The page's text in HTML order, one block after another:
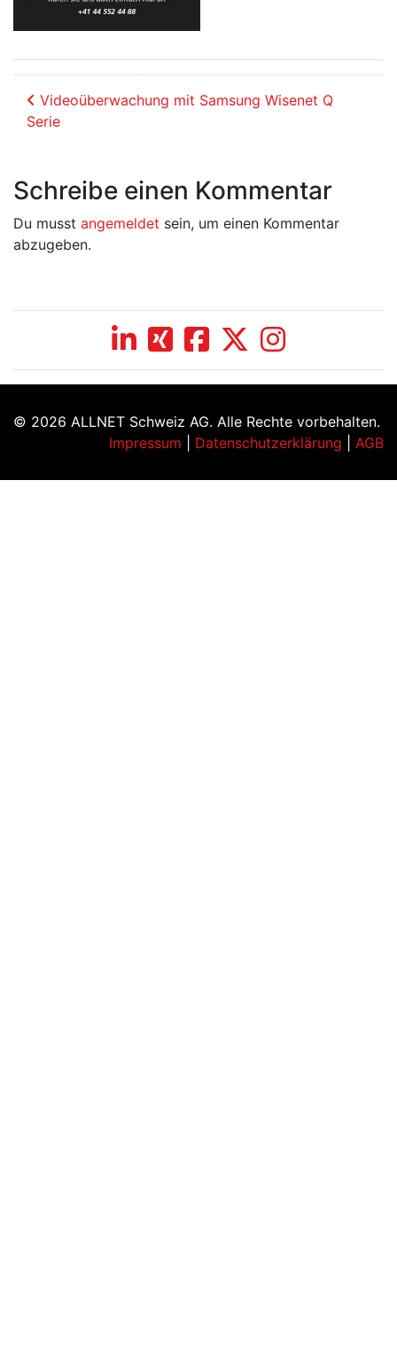
Beitrags-Navigation
Videoüberwachung mit Samsung Wisenet Q
Serie
Schreibe einen Kommentar
Du musst angemeldet sein, um einen Kommentar
abzugeben.
© 2026 ALLNET Schweiz AG. Alle Rechte vorbehalten.
Impressum
Datenschutzerklärung AGB